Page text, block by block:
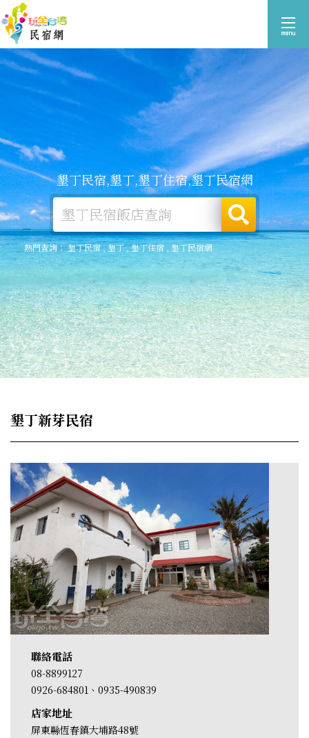
墾丁民宿,墾丁,墾丁住宿,墾丁民宿網
熱門查詢：墾丁民宿,墾丁,墾丁住宿,墾丁民宿網
墾丁新芽民宿
聯絡電話
08-8899127
0926-684801、0935-490839
店家地址
屏東縣恆春鎮大埔路48號